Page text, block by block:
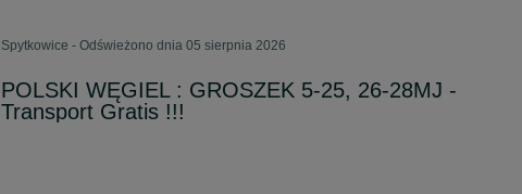
Spytkowice - Odświeżono dnia 05 sierpnia 2026
POLSKI WĘGIEL : GROSZEK 5-25, 26-28MJ -
Transport Gratis !!!